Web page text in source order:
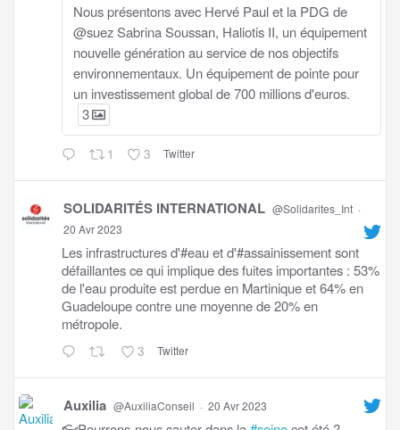
Nous présentons avec Hervé Paul et la PDG de
@suez Sabrina Soussan, Haliotis II, un équipement
nouvelle génération au service de nos objectifs
environnementaux. Un équipement de pointe pour
un investissement global de 700 millions d'euros.
3
1 3 Twitter
SOLIDARITÉS INTERNATIONAL @Solidarites_Int ·
20 Avr 2023
Les infrastructures d'#eau et d'#assainissement sont
défaillantes ce qui implique des fuites importantes : 53%
de l'eau produite est perdue en Martinique et 64% en
Guadeloupe contre une moyenne de 20% en
métropole.
3 Twitter
Auxilia @AuxiliaConseil · 20 Avr 2023